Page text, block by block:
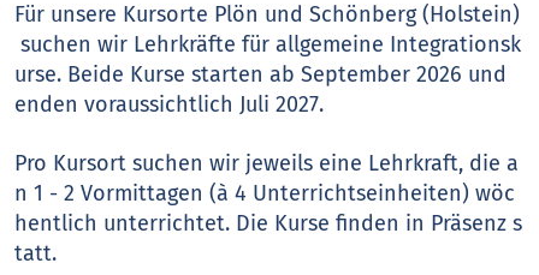
Für unsere Kursorte Plön und Schönberg (Holstein)
suchen wir Lehrkräfte für allgemeine Integrationsk
urse. Beide Kurse starten ab September 2026 und
enden voraussichtlich Juli 2027.
Pro Kursort suchen wir jeweils eine Lehrkraft, die a
n 1 - 2 Vormittagen (à 4 Unterrichtseinheiten) wöc
hentlich unterrichtet. Die Kurse finden in Präsenz s
tatt.